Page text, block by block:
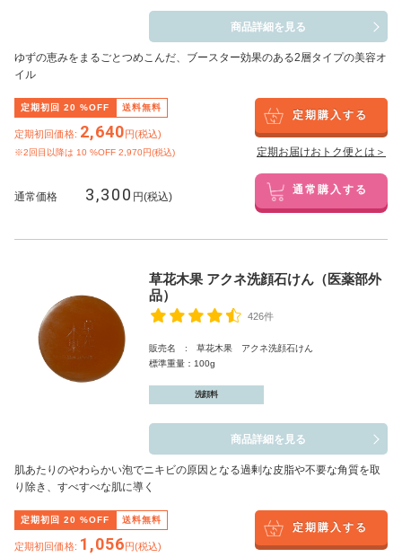
商品詳細を見る
ゆずの恵みをまるごとつめこんだ、ブースター効果のある2層タイプの美容オ
イル
定期初回 20 %OFF 送料無料
定期初回価格: 2,640円(税込)
※2回目以降は 10 %OFF 2,970円(税込)
定期購入する
定期お届けおトク便とは＞
通常価格 3,300 円(税込) 通常購入する
草花木果 アクネ洗顔石けん（医薬部外
品）
426件
販売名 : 草花木果 アクネ洗顔石けん
標準重量：100g
洗顔料
商品詳細を見る
肌あたりのやわらかい泡でニキビの原因となる過剰な皮脂や不要な角質を取
り除き、すべすべな肌に導く
定期初回 20 %OFF 送料無料
定期初回価格: 1,056円(税込)
定期購入する